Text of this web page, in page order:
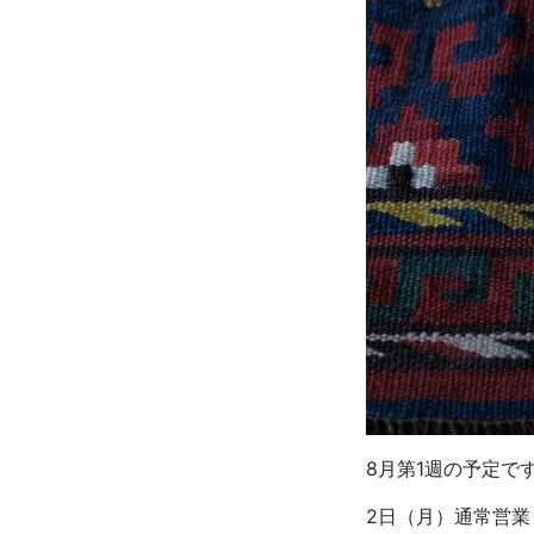
8月第1週の予定で
2日（月）通常営業